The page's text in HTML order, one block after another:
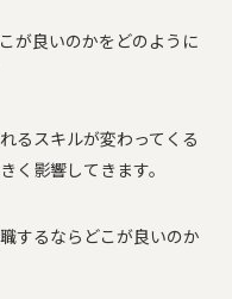
が良いのかをどのように
るスキルが変わってくる
く影響してきます。
するならどこが良いのか